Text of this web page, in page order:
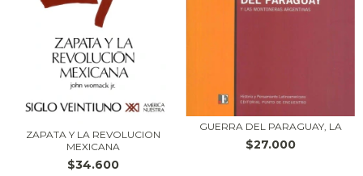
ZAPATA Y LA REVOLUCION
MEXICANA
$34.600
GUERRA DEL PARAGUAY, LA
$27.000